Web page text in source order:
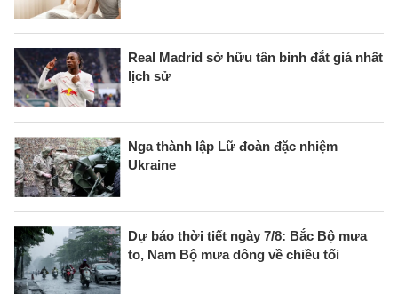
Real Madrid sở hữu tân binh đắt giá nhất
lịch sử
Nga thành lập Lữ đoàn đặc nhiệm
Ukraine
Dự báo thời tiết ngày 7/8: Bắc Bộ mưa
to, Nam Bộ mưa dông về chiều tối